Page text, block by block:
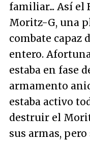
familiar... Así el
Moritz-G, una
combate capaz
entero.
estaba en fase
armamento
estaba activo
destruir el
sus armas,